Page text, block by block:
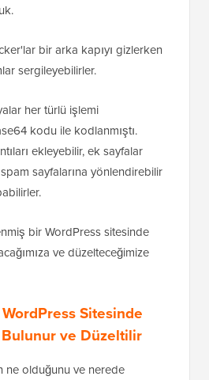
bir arka kapıyı gizlerken
sergileyebilirler.
her türlü işlemi
kodu ile kodlanmıştı.
ekleyebilir, ek sayfalar
sayfalarına yönlendirebilir
bir WordPress sitesinde
ve düzelteceğimize
Sitesinde
Bulunur ve Düzeltilir
ne olduğunu ve nerede